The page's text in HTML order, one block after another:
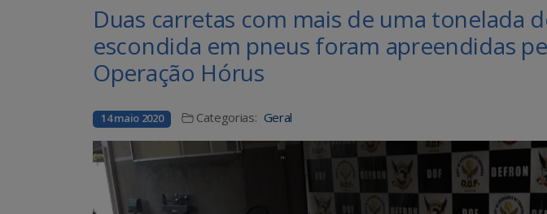
Duas carretas com mais de uma tonelada
escondida em pneus foram apreendidas
Operação Hórus
14 maio 2020 Categorias: Geral